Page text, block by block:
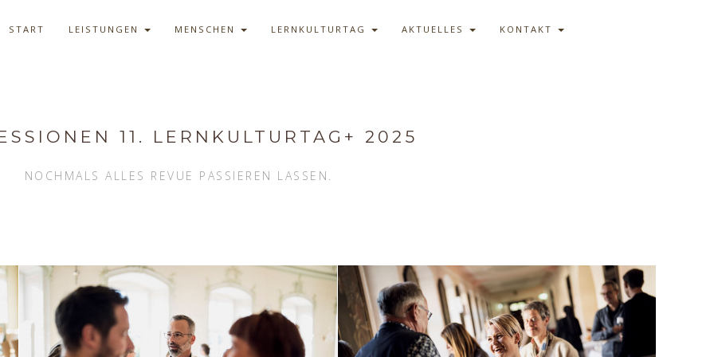
START LEISTUNGEN MENSCHEN LERNKULTURTAG AKTUELLES KONTAKT
11. LERNKULTURTAG+ 2025
NOCHMALS ALLES REVUE PASSIEREN LASSEN.